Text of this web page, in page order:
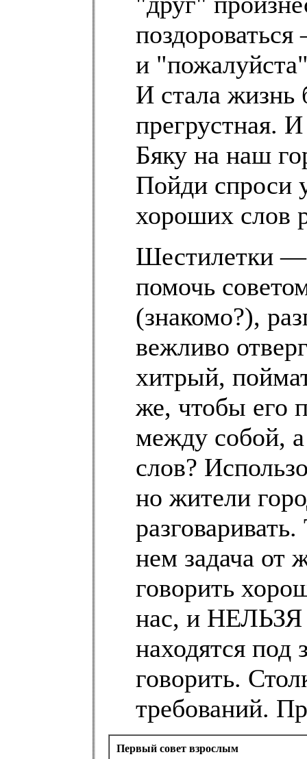
и
И стала жизнь
прегрустная.
Бяку на наш
Пойди спроси
хороших слов
Шестилетки —
помочь
(знакомо?),
вежливо
хитрый,
же, чтобы его
между собой, а
слов?
но жители
нем задача
говорить
нас, и НЕЛЬЗЯ
находятся
говорить.
требований.
Первый совет взрослым